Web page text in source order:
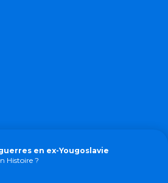
en ex-Yougoslavie
Histoire ?